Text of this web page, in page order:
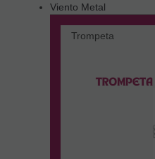
Viento Metal
Trompeta